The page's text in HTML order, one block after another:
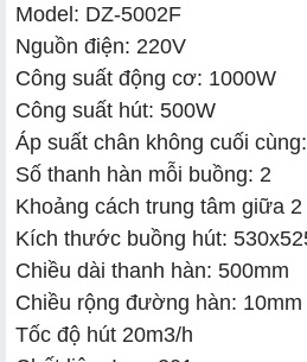
Model: DZ-5002F
Nguồn điện: 220V
Công suất động cơ: 1000W
Công suất hút: 500W
Áp suất chân không cuối
Số thanh hàn mỗi buồng: 2
Khoảng cách trung tâm giữa
Kích thước buồng hút:
Chiều dài thanh hàn: 500mm
Chiều rộng đường hàn: 10mm
Tốc độ hút 20m3/h